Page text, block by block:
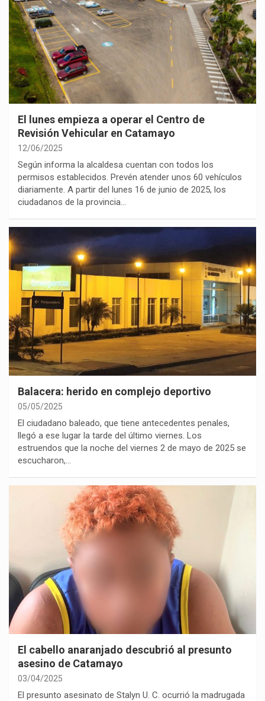
El lunes empieza a operar el Centro de
Revisión Vehicular en Catamayo
12/06/2025
Según informa la alcaldesa cuentan con todos los
permisos establecidos. Prevén atender unos 60 vehículos
diariamente. A partir del lunes 16 de junio de 2025, los
ciudadanos de la provincia…
Balacera: herido en complejo deportivo
05/05/2025
El ciudadano baleado, que tiene antecedentes penales,
llegó a ese lugar la tarde del último viernes. Los
estruendos que la noche del viernes 2 de mayo de 2025 se
escucharon,…
El cabello anaranjado descubrió al presunto
asesino de Catamayo
03/04/2025
El presunto asesinato de Stalyn U. C. ocurrió la madrugada